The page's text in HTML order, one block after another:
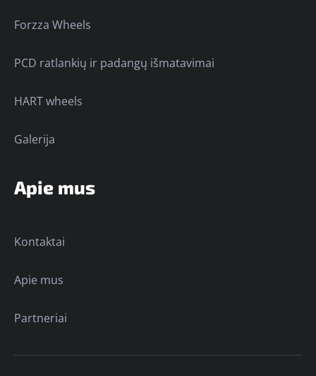
Forzza Wheels
PCD ratlankių ir padangų išmatavimai
HART wheels
Galerija
Apie mus
Kontaktai
Apie mus
Partneriai